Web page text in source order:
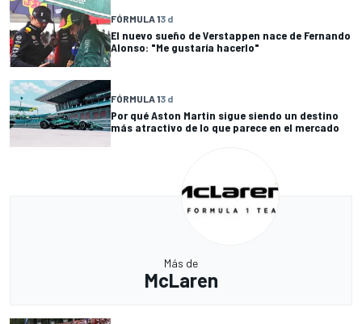
FÓRMULA 13 d
El nuevo sueño de Verstappen nace de Fernando
Alonso: "Me gustaría hacerlo"
FÓRMULA 13 d
Por qué Aston Martin sigue siendo un destino
más atractivo de lo que parece en el mercado
Más de
McLaren